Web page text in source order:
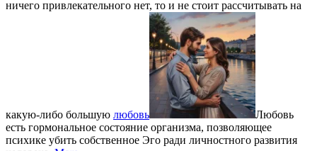
ничего привлекательного нет, то и не стоит рассчитывать на
какую-либо большую любовь
Любовь
есть гормональное состояние организма, позволяющее
психике убить собственное Эго ради личностного развития